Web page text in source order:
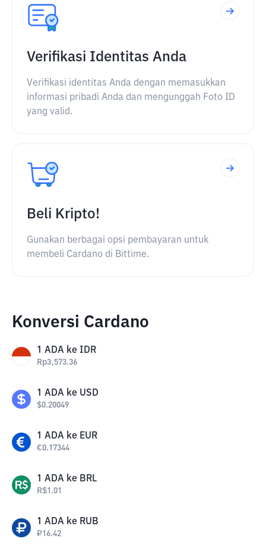
Verifikasi Identitas Anda
Verifikasi identitas Anda dengan memasukkan
informasi pribadi Anda dan mengunggah Foto ID
yang valid.
Beli Kripto!
Gunakan berbagai opsi pembayaran untuk
membeli Cardano di Bittime.
Konversi Cardano
1 ADA ke IDR
Rp3,573.36
1 ADA ke USD
$0.20049
1 ADA ke EUR
€0.17344
1 ADA ke BRL
R$1.01
1 ADA ke RUB
₽16.42